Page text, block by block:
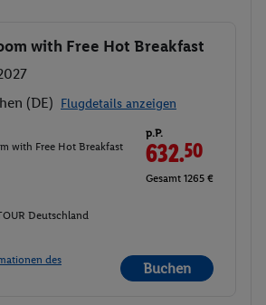
with Free Hot Breakfast
(DE) Flugdetails anzeigen
with Free Hot Breakfast
p.P.
632.50
Gesamt 1265 €
Deutschland
des
Buchen